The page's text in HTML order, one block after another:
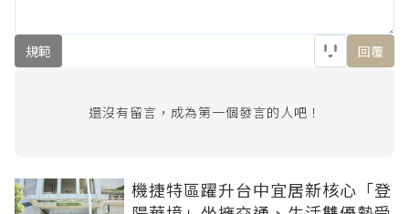
規範 回覆
還沒有留言，成為第一個發言的人吧！
機捷特區躍升台中宜居新核心「登